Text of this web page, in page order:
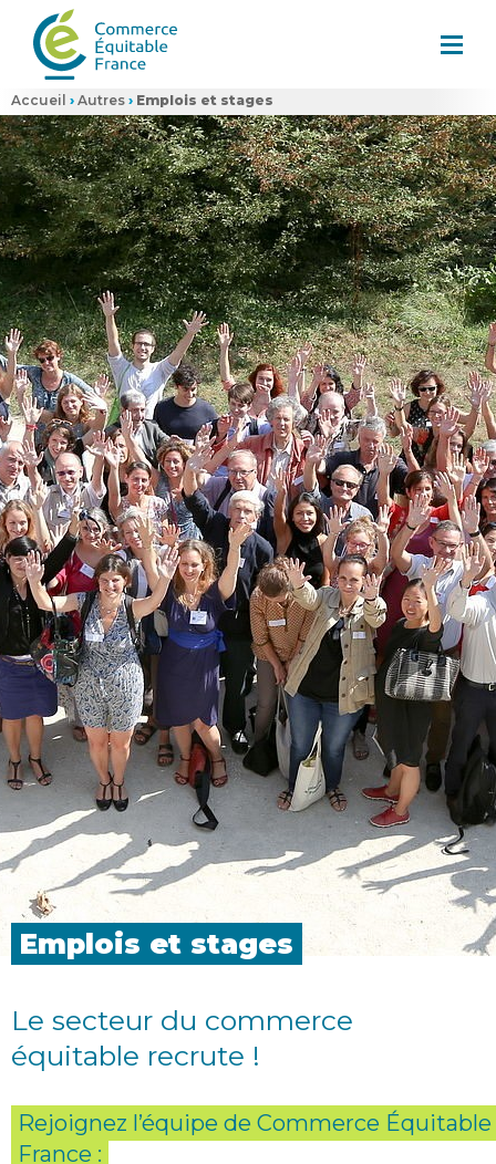
Accueil › Autres › Emplois et stages
Emplois et stages
Le secteur du commerce
équitable recrute !
Rejoignez l’équipe de Commerce Équitable
France :